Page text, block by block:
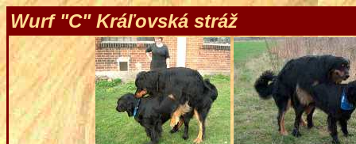
Wurf "C" Kráľovská stráž